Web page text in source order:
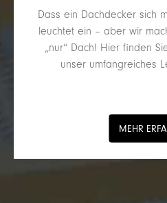
Dass ein Dachdecker sich
leuchtet ein – aber wir
„nur“ Dach! Hier finden
unser umfangreiches
MEHR